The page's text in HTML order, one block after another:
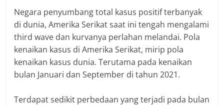
Negara penyumbang total kasus positif terbanyak
di dunia, Amerika Serikat saat ini tengah mengalami
third wave dan kurvanya perlahan melandai. Pola
kenaikan kasus di Amerika Serikat, mirip pola
kenaikan kasus dunia. Terutama pada kenaikan
bulan Januari dan September di tahun 2021.
Terdapat sedikit perbedaan yang terjadi pada bulan